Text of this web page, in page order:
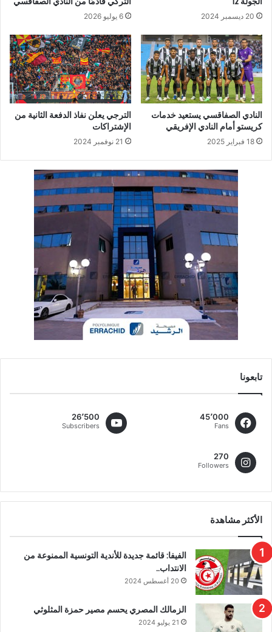
20 ديسمبر 2024 6 يوليو 2026
النادي الصفاقسي يستعيد خدمات
كريستو أمام النادي الإفريقي
18 فبراير 2025
الترجي يعلن نفاذ الدفعة الثانية من
الإشتراكات
21 نوفمبر 2024
تابعونا
45٬000
Fans
26٬500
Subscribers
270
Followers
الأكثر مشاهدة
الفيفا: قائمة جديدة للأندية التونسية الممنوعة من
الانتداب..
20 أغسطس 2024
الزمالك المصري يحسم مصير حمزة المثلوثي
21 يوليو 2024